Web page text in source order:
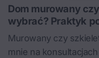
Dom murowany
wybrać? Praktyk
Murowany czy
mnie na